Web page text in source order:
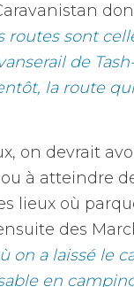
routes sont
de
la route
on devrait
à atteindre
lieux où
des
on a laissé le
en